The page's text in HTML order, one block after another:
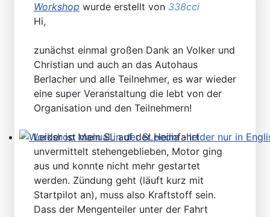
Willkommen 107er
Workshop Manual in der SLpedia - leider nur in
Workshop wurde erstellt von 338cci
Hi,
zunächst einmal großen Dank an Volker und
Christian und auch an das Autohaus
Berlacher und alle Teilnehmer, es war wieder
eine super Veranstaltung die lebt von der
Organisation und den Teilnehmern!
Leider ist mein SL auf der Heimfahrt
unvermittelt stehengeblieben, Motor ging
aus und konnte nicht mehr gestartet
werden. Zündung geht (läuft kurz mit
Startpilot an), muss also Kraftstoff sein.
Dass der Mengenteiler unter der Fahrt